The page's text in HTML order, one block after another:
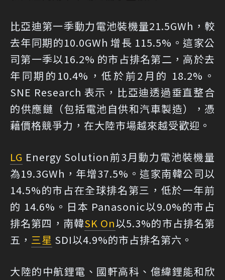
比亞迪第一季動力電池裝機量21.5GWh，較
去年同期的10.0GWh 增長 115.5%。這家公
司第一季以16.2% 的市占排名第二，高於去
年同期的10.4%，低於前2月的 18.2%。
SNE Research 表示，比亞迪透過垂直整合
的供應鏈（包括電池自供和汽車製造），憑
藉價格競爭力，在大陸市場越來越受歡迎。
LG Energy Solution前3月動力電池裝機量
為19.3GWh，年增37.5%。這家南韓公司以
14.5%的市占在全球排名第三，低於一年前
的 14.6%。日本 Panasonic以9.0%的市占
排名第四，南韓SK On以5.3%的市占排名第
五， 三星 SDI以4.9%的市占排名第六。
大陸的中航鋰電、國軒高科、億緯鋰能和欣